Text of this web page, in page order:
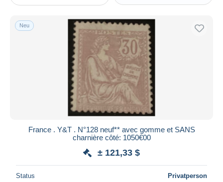
Europa
1900-02 Mouchon
Laufende Angebote
Festpreise
Auktionen mit Geboten
Auktionen ohne Gebote
Auktionshäuser
Alle Laufzeiten
Preis
Neu
France . Y&T . N°128 neuf** avec gomme et SANS
charnière côté: 1050€00
± 121,33 $
Status Privatperson